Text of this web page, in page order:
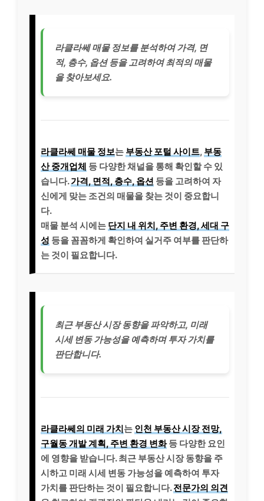
라클라쎄 매물 정보를 분석하여 가격, 면
적, 층수, 옵션 등을 고려하여 최적의 매물
을 찾아보세요.
라클라쎄 매물 정보는 부동산 포털 사이트, 부동
산 중개업체 등 다양한 채널을 통해 확인할 수 있
습니다.가격, 면적, 층수, 옵션 등을 고려하여 자
신에게 맞는 조건의 매물을 찾는 것이 중요합니
다.
매물 분석 시에는 단지 내 위치, 주변 환경, 세대 구
성 등을 꼼꼼하게 확인하여 실거주 여부를 판단하
는 것이 필요합니다.
최근 부동산 시장 동향을 파악하고, 미래
시세 변동 가능성을 예측하며 투자 가치를
판단합니다.
라클라쎄의 미래 가치는 인천 부동산 시장 전망,
구월동 개발 계획, 주변 환경 변화등 다양한 요인
에 영향을 받습니다. 최근 부동산 시장 동향을 주
시하고 미래 시세 변동 가능성을 예측하여 투자
가치를 판단하는 것이 필요합니다.전문가의 의견